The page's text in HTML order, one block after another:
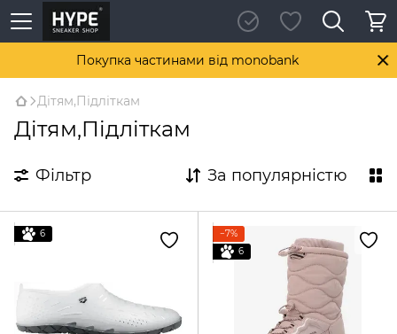
Покупка частинами від monobank
Дітям,Підліткам
Дітям,Підліткам
Фільтр За популярністю
6
−7%
6